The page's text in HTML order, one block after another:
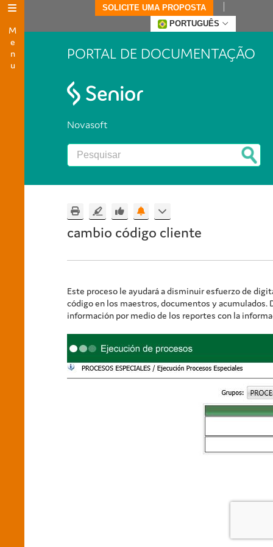
Menu
SOLICITE UMA PROPOSTA
PORTUGUÊS
PORTAL DE DOCUMENTAÇÃO
Novasoft
cambio código cliente
Este proceso le ayudará a disminuir esfuerzo de
código en los maestros, documentos y
información por medio de los reportes con la